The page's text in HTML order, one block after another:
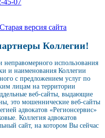
45-07
Старая версия сайта
Коллегии!
неправомерного использования
и наименования Коллегии
с предложением услуг по
лицам на территории
веб-сайты, выдающие
это мошеннические веб-сайты
адвокатов «Регионсервис»
Коллегия адвокатов
сайт, на котором Вы сейчас